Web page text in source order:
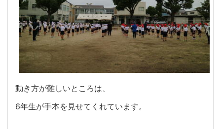
動き方が難しいところは、
6年生が手本を見せてくれています。